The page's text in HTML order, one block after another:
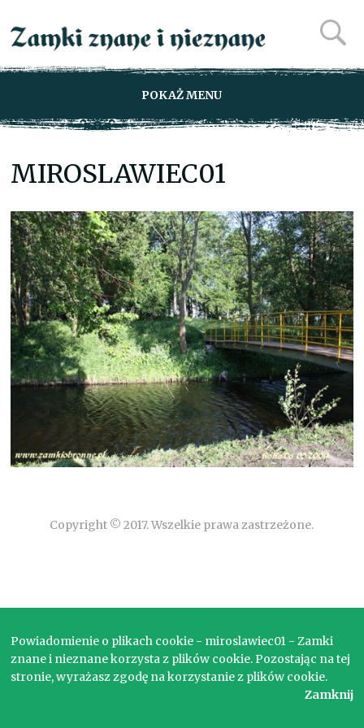
POKAŻ MENU
MIROSLAWIEC01
Copyright © 2017. Wszelkie prawa zastrzeżone.
Powiadomienie o plikach cookie - miroslawiec01 - Zamki
znane i nieznane korzysta z plików cookie. Pozostając na tej
stronie, wyrażasz zgodę na korzystanie z plików cookie.
Zamknij